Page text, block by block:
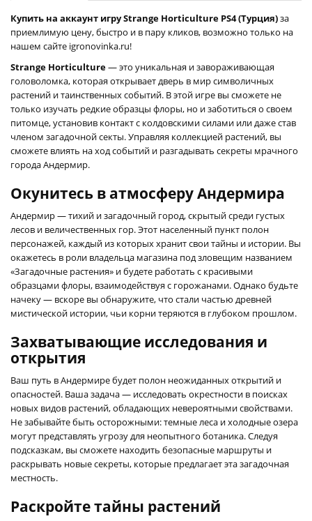
Купить на аккаунт игру Strange Horticulture PS4 (Турция)за
приемлимую цену, быстро и в пару кликов, возможно только на
нашем сайте igronovinka.ru!
Strange Horticulture— это уникальная и завораживающая
головоломка, которая открывает дверь в мир символичных
растений и таинственных событий. В этой игре вы сможете не
только изучать редкие образцы флоры, но и заботиться о своем
питомце, установив контакт с колдовскими силами или даже став
членом загадочной секты. Управляя коллекцией растений, вы
сможете влиять на ход событий и разгадывать секреты мрачного
города Андермир.
Окунитесь в атмосферу Андермира
Андермир — тихий и загадочный город, скрытый среди густых
лесов и величественных гор. Этот населенный пункт полон
персонажей, каждый из которых хранит свои тайны и истории. Вы
окажетесь в роли владельца магазина под зловещим названием
«Загадочные растения» и будете работать с красивыми
образцами флоры, взаимодействуя с горожанами. Однако будьте
начеку — вскоре вы обнаружите, что стали частью древней
мистической истории, чьи корни теряются в глубоком прошлом.
Захватывающие исследования и
открытия
Ваш путь в Андермире будет полон неожиданных открытий и
опасностей. Ваша задача — исследовать окрестности в поисках
новых видов растений, обладающих невероятными свойствами.
Не забывайте быть осторожными: темные леса и холодные озера
могут представлять угрозу для неопытного ботаника. Следуя
подсказкам, вы сможете находить безопасные маршруты и
раскрывать новые секреты, которые предлагает эта загадочная
местность.
Раскройте тайны растений